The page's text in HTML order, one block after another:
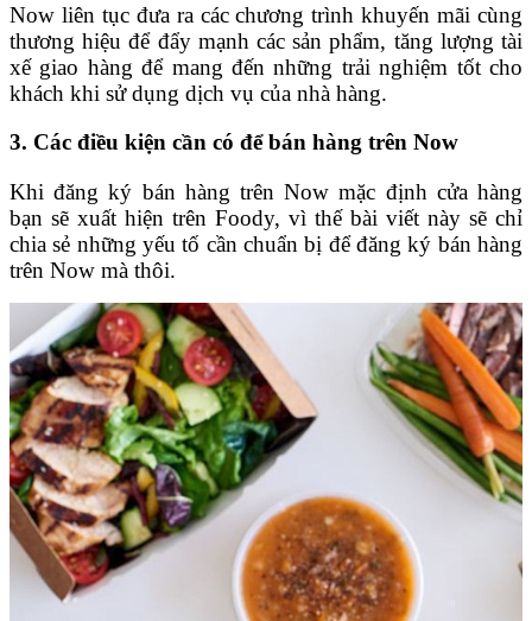
Now liên tục đưa ra các chương trình khuyến mãi cùng
thương hiệu để đẩy mạnh các sản phẩm, tăng lượng tài
xế giao hàng để mang đến những trải nghiệm tốt cho
khách khi sử dụng dịch vụ của nhà hàng.
3. Các điều kiện cần có để bán hàng trên Now
Khi đăng ký bán hàng trên Now mặc định cửa hàng
bạn sẽ xuất hiện trên Foody, vì thế bài viết này sẽ chỉ
chia sẻ những yếu tố cần chuẩn bị để đăng ký bán hàng
trên Now mà thôi.